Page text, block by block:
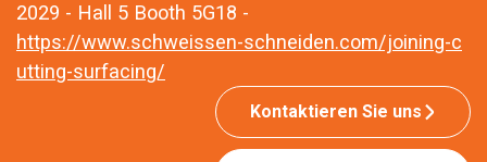
2029 - Hall 5 Booth 5G18 -
https://www.schweissen-schneiden.com/joining-c
utting-surfacing/
Kontaktieren Sie uns